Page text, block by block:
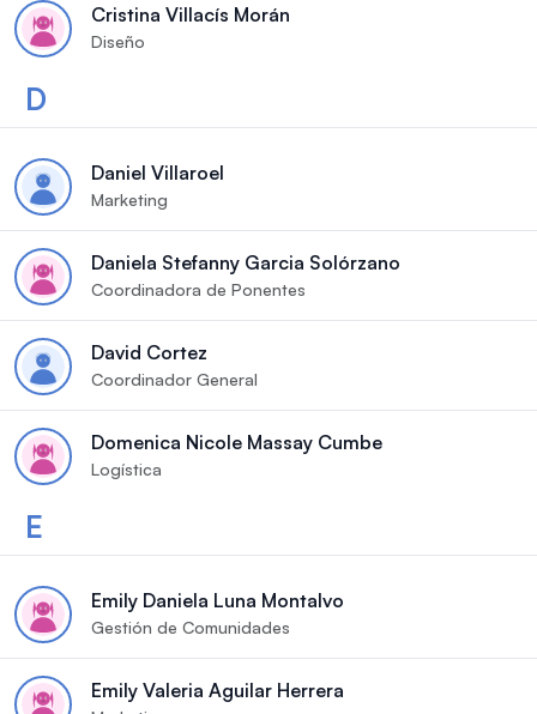
Cristina Villacís Morán
Diseño
D
Daniel Villaroel
Marketing
Daniela Stefanny Garcia Solórzano
Coordinadora de Ponentes
David Cortez
Coordinador General
Domenica Nicole Massay Cumbe
Logística
E
Emily Daniela Luna Montalvo
Gestión de Comunidades
Emily Valeria Aguilar Herrera